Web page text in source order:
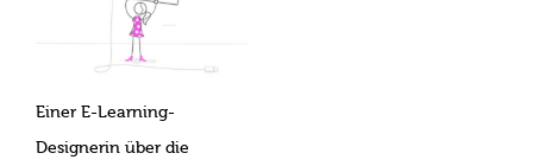
Einer E-Learning-
Designerin über die